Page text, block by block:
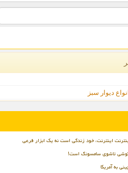
دیوار سبز
اینترنت، خود زندگی است نه یک ابزار فرعی
تاشوی سامسونگ است!
به آمریکا